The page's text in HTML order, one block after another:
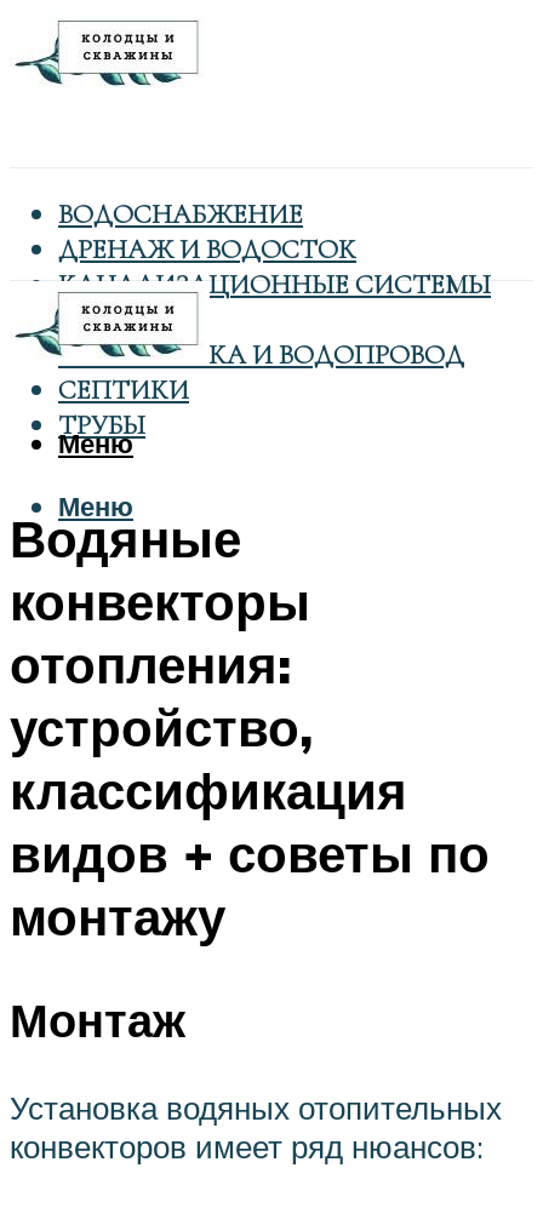
ВОДОСНАБЖЕНИЕ
ДРЕНАЖ И ВОДОСТОК
КАНАЛИЗАЦИОННЫЕ СИСТЕМЫ
КОЛОДЦЫ
САНТЕХНИКА И ВОДОПРОВОД
СЕПТИКИ
ТРУБЫ
Меню
Меню
Водяные
конвекторы
отопления:
устройство,
классификация
видов + советы по
монтажу
Монтаж
Установка водяных отопительных
конвекторов имеет ряд нюансов: